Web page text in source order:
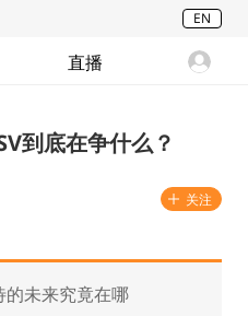
EN
直播
到底在争什么？
关注
的未来究竟在哪